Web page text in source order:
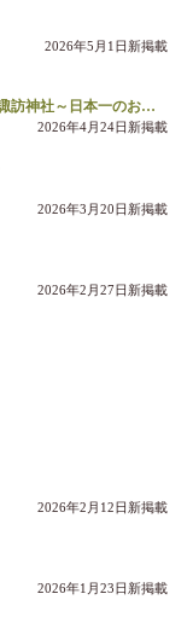
2026年5月1日新掲載
武家屋敷群概要＋本町バス停～郡山邸～阿多邸～諏訪神社～日本一のお地蔵様
2026年4月24日新掲載
2026年3月20日新掲載
2026年2月27日新掲載
2026年2月12日新掲載
2026年1月23日新掲載